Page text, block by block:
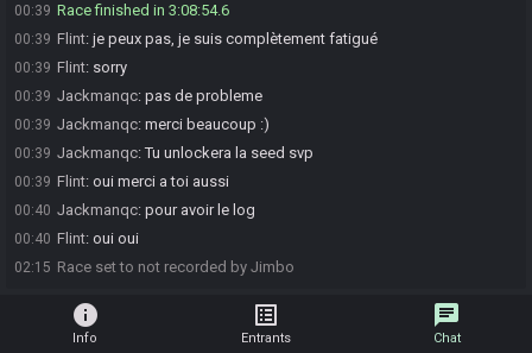
00:39 Race finished in 3:08:54.6
00:39 Flint: je peux pas, je suis complètement fatigué
00:39 Flint: sorry
00:39 Jackmanqc: pas de probleme
00:39 Jackmanqc: merci beaucoup :)
00:39 Jackmanqc:Tu unlockera la seed svp
00:39 Flint: oui merci a toi aussi
00:40 Jackmanqc: pour avoir le log
00:40 Flint: oui oui
02:15 Race set to not recorded by Jimbo
info
Info
list_alt
Entrants
chat
Chat